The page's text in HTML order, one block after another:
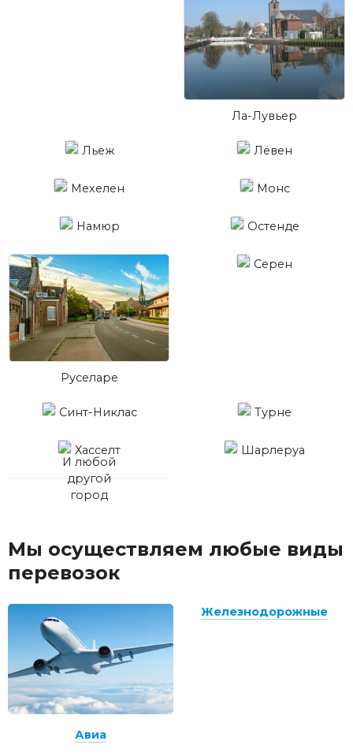
Ла-Лувьер
Льеж Лёвен
Мехелен Монс
Намюр Остенде
Руселаре
Серен
Синт-Никлас Турне
Хасселт
Шарлеруа
И любой
другой
город
Мы осуществляем любые виды
перевозок
Авиа
Железнодорожные